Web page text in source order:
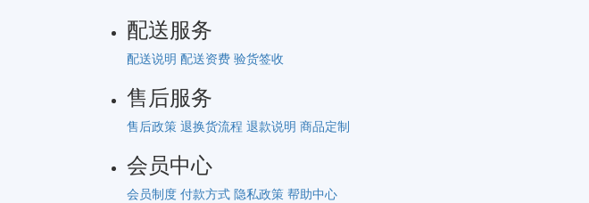
配送服务
配送说明 配送资费 验货签收
售后服务
售后政策 退换货流程 退款说明 商品定制
会员中心
会员制度 付款方式 隐私政策 帮助中心